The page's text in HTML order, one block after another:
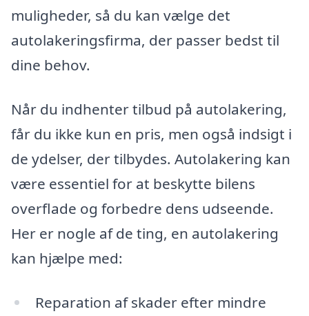
muligheder, så du kan vælge det
autolakeringsfirma, der passer bedst til
dine behov.
Når du indhenter tilbud på autolakering,
får du ikke kun en pris, men også indsigt i
de ydelser, der tilbydes. Autolakering kan
være essentiel for at beskytte bilens
overflade og forbedre dens udseende.
Her er nogle af de ting, en autolakering
kan hjælpe med:
Reparation af skader efter mindre